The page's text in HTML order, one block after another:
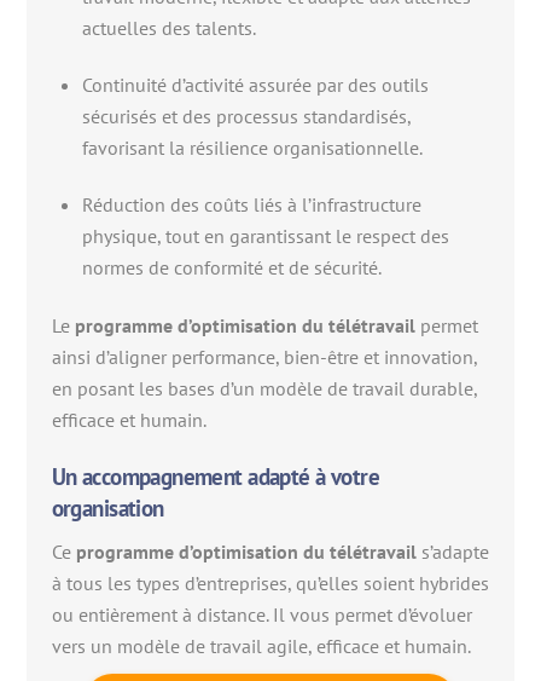
actuelles des talents.
Continuité d’activité assurée par des outils
sécurisés et des processus standardisés,
favorisant la résilience organisationnelle.
Réduction des coûts liés à l’infrastructure
physique, tout en garantissant le respect des
normes de conformité et de sécurité.
Le programme d’optimisation du télétravailpermet
ainsi d’aligner performance, bien-être et innovation,
en posant les bases d’un modèle de travail durable,
efficace et humain.
Un accompagnement adapté à votre
organisation
Ce programme d’optimisation du télétravails’adapte
à tous les types d’entreprises, qu’elles soient hybrides
ou entièrement à distance. Il vous permet d’évoluer
vers un modèle de travail agile, efficace et humain.